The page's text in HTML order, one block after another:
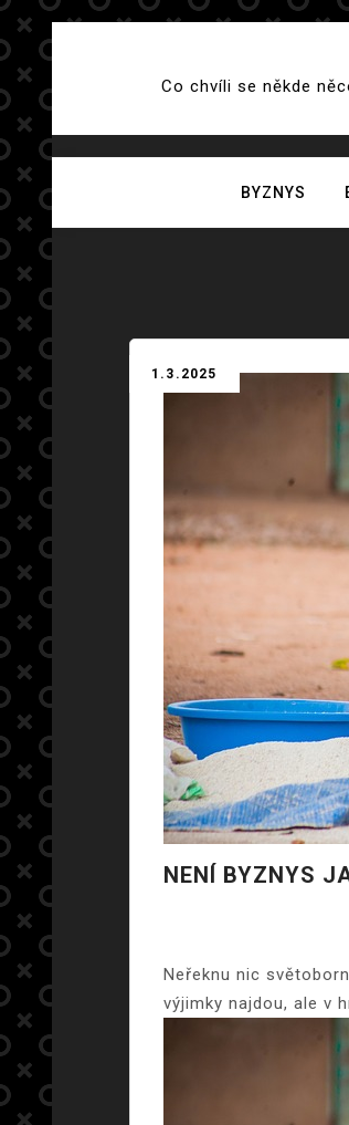
Skip
to
content
Co chvíli se někde
BYZNYS
NENÍ BYZNYS
1.3.2025
Neřeknu nic
výjimky najdou, ale v